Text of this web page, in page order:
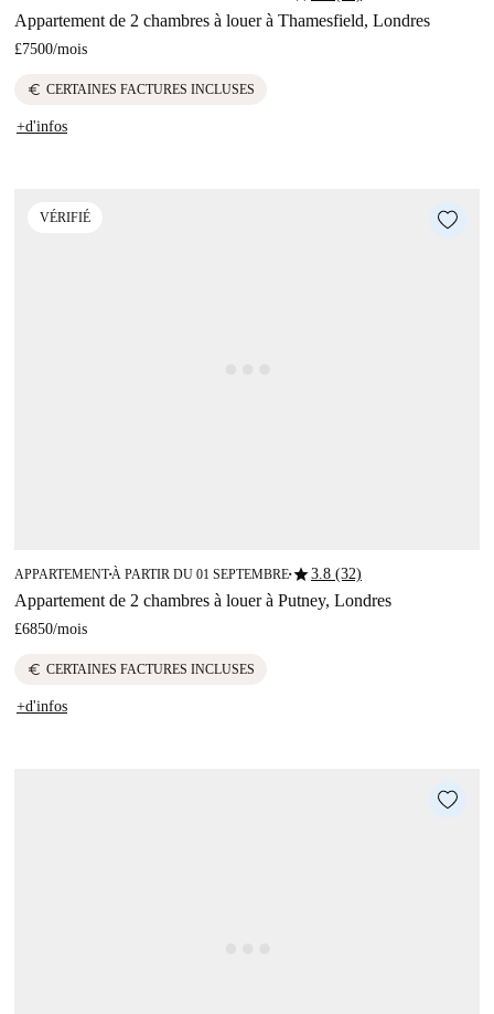
Appartement de 2 chambres à louer à Thamesfield, Londres
£7500/mois
euro CERTAINES FACTURES INCLUSES
+d'infos
VÉRIFIÉ
APPARTEMENT■À PARTIR DU 01 SEPTEMBRE■star3.8 (32)
Appartement de 2 chambres à louer à Putney, Londres
£6850/mois
euro CERTAINES FACTURES INCLUSES
+d'infos